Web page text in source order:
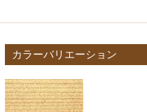
カラーバリエーション